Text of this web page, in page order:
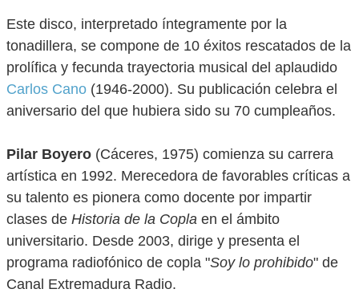
Este disco, interpretado íntegramente por la
tonadillera, se compone de 10 éxitos rescatados de la
prolífica y fecunda trayectoria musical del aplaudido
Carlos Cano (1946-2000). Su publicación celebra el
aniversario del que hubiera sido su 70 cumpleaños.
Pilar Boyero (Cáceres, 1975) comienza su carrera
artística en 1992. Merecedora de favorables críticas a
su talento es pionera como docente por impartir
clases de Historia de la Copla en el ámbito
universitario. Desde 2003, dirige y presenta el
programa radiofónico de copla "Soy lo prohibido" de
Canal Extremadura Radio.